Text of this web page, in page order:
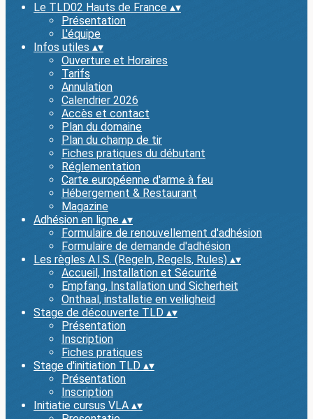
Le TLD02 Hauts de France ▴▾
Présentation
L'équipe
Infos utiles ▴▾
Ouverture et Horaires
Tarifs
Annulation
Calendrier 2026
Accès et contact
Plan du domaine
Plan du champ de tir
Fiches pratiques du débutant
Réglementation
Carte européenne d'arme à feu
Hébergement & Restaurant
Magazine
Adhésion en ligne ▴▾
Formulaire de renouvellement d'adhésion
Formulaire de demande d'adhésion
Les règles A.I.S. (Regeln, Regels, Rules) ▴▾
Accueil, Installation et Sécurité
Empfang, Installation und Sicherheit
Onthaal, installatie en veiligheid
Stage de découverte TLD ▴▾
Présentation
Inscription
Fiches pratiques
Stage d'initiation TLD ▴▾
Présentation
Inscription
Initiatie cursus VLA ▴▾